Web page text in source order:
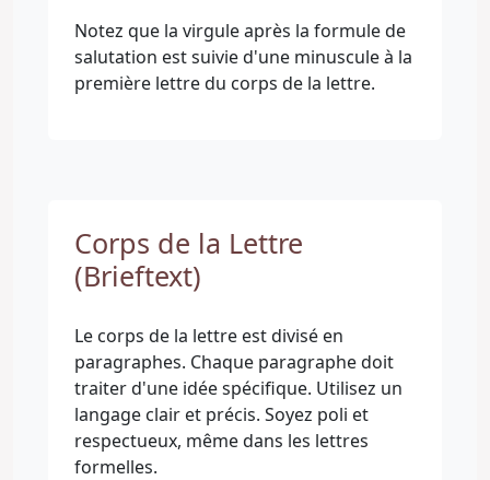
Notez que la virgule après la formule de
salutation est suivie d'une minuscule à la
première lettre du corps de la lettre.
Corps de la Lettre
(Brieftext)
Le corps de la lettre est divisé en
paragraphes. Chaque paragraphe doit
traiter d'une idée spécifique. Utilisez un
langage clair et précis. Soyez poli et
respectueux, même dans les lettres
formelles.